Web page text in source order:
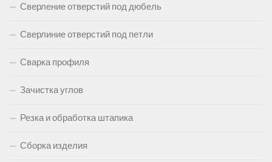
Сверление отверстий под дюбель
Сверлиние отверстий под петли
Сварка профиля
Зачистка углов
Резка и обработка штапика
Сборка изделия